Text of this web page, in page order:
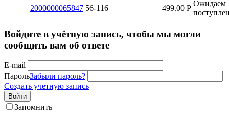
2000000065847 56-116 499.00 Р
Ожидаем
Войдите в учётную запись, чтобы мы могли
сообщить вам об ответе
E-mail
ПарольЗабыли пароль?
Создать учетную запись
Войти
Запомнить